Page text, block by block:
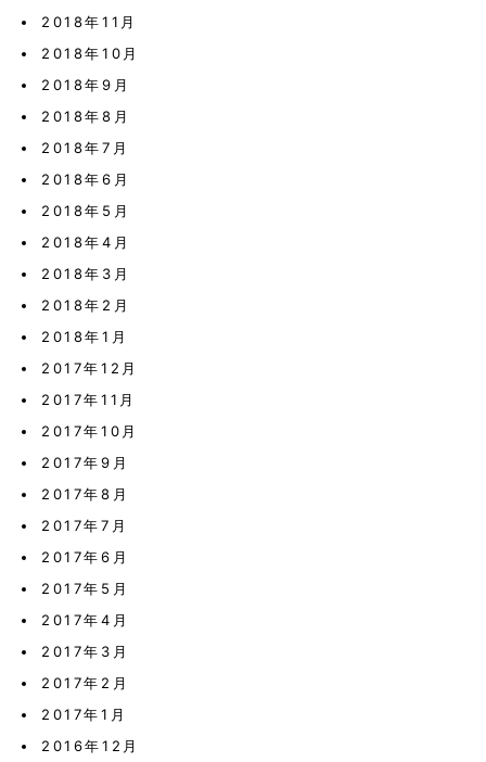
2018年11月
2018年10月
2018年9月
2018年8月
2018年7月
2018年6月
2018年5月
2018年4月
2018年3月
2018年2月
2018年1月
2017年12月
2017年11月
2017年10月
2017年9月
2017年8月
2017年7月
2017年6月
2017年5月
2017年4月
2017年3月
2017年2月
2017年1月
2016年12月